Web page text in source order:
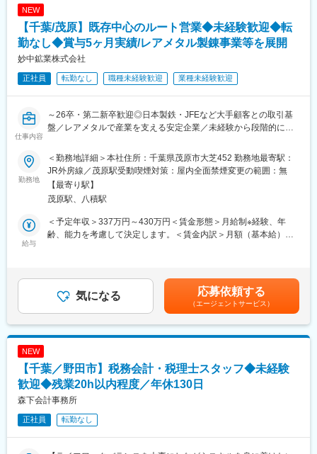
ンサルタントとして推進していくポジションです。イオングルー
プの各事業会社の業務ニーズや課題を発掘し、解決を推進する伴
走型サポート役として、データを軸にした解決策の立案と伝達力
に向けて活用事例を積み上げていくことを期待しています。
・ID-POSデータの分析および活用
・顧客分析、RFM、セグメントの定義、KPI設計、効果測定
・マーケティングデータを活用した施策立案および効果検証
・お客さまの購買行動や志向パターンの分析
・データを活用したOne to Oneマーケティングの立案
・日本で最大級のデータ量と種類のデータプラットフォームを活
用し、データ分析の視点で経営や事業の活性化に関われる。
変更の範囲：会社の定める業務
NEW
【千葉/茂原】既存中心のルート営業◆未経験歓迎◆転
勤なし◆賞与5ヶ月実績/レアメタル製錬事業等を展開
妙中鉱業株式会社
正社員 転勤なし 職種未経験歓迎 業種未経験歓迎
仕事内容
～26卒・第二新卒歓迎◎日本製鉄・JFEなど大手顧客との取引基
盤／レアメタルで産業を支える安定企業／未経験から段階的に育
■業務内容：
既存顧客（大手鉄鋼メーカー中心）へのルート営業を担当。新規
開拓は基本なく、長年の取引関係をベースに受注から納品フォロ
ーまで一貫して対応します。
・顧客からの依頼内容のヒアリング
・レアメタル製品（フェロモリブデン等）の受注・販売
※営業活動と内勤業務はおおよそ半々。外出しない週もあります。
■ポジションの魅力：
・日本製鉄、JFEなど大手顧客と長期取引の安定事業
・モリブデン製錬国内プレイヤーとして社会インフラを支えるや
・ノルマなし／既存中心で関係構築に集中可能
勤務地
＜勤務地詳細＞本社住所：千葉県茂原市大芝452 勤務地最寄駅：
JR外房線／茂原駅受動喫煙対策：屋内全面禁煙変更の範囲：無
【最寄り駅】
茂原駅、八積駅
給与
＜予定年収＞337万円～430万円＜賃金形態＞月給制※経験、年
齢、能力を考慮して決定します。＜賃金内訳＞月額（基本給）：
算賞与を支給する場合があります。賃金はあくまでも目安の金額
であり、選考を通じて上下する可能性があります。月給(月額)は固
定手当を含めた表記です。
気になる 応募依頼する
（エージェントサービス）
NEW
【千葉／野田市】税務会計・税理士スタッフ◆未経験
歓迎◆残業20h以内程度／年休130日
森下会計事務所
正社員 転勤なし